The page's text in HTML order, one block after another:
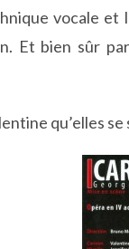
vocale et
Et bien sûr
qu’elles